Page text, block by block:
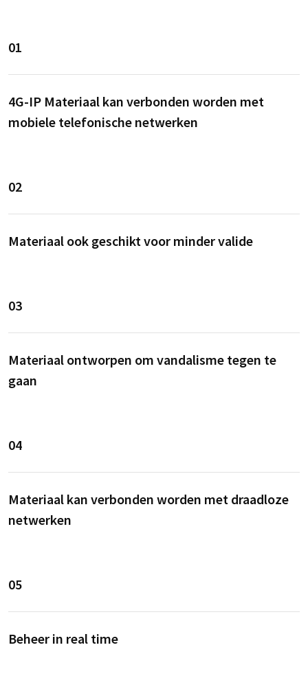
01
4G-IP Materiaal kan verbonden worden met
mobiele telefonische netwerken
02
Materiaal ook geschikt voor minder valide
03
Materiaal ontworpen om vandalisme tegen te
gaan
04
Materiaal kan verbonden worden met draadloze
netwerken
05
Beheer in real time